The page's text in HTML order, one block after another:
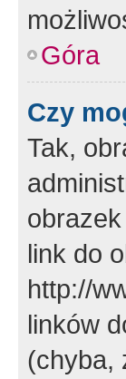
Góra
Czy
Tak,
link do
http://
linków
(chyba,